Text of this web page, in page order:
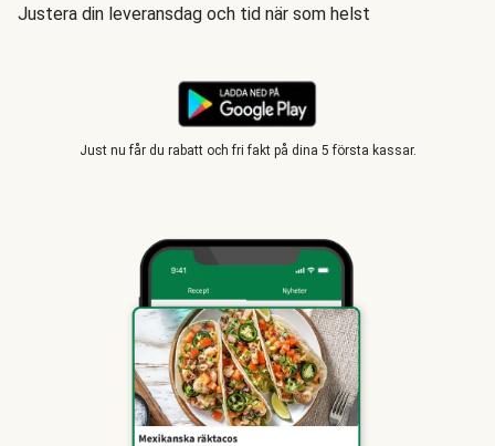
Justera din leveransdag och tid när som helst
Just nu får du rabatt och fri fakt på dina 5 första kassar.